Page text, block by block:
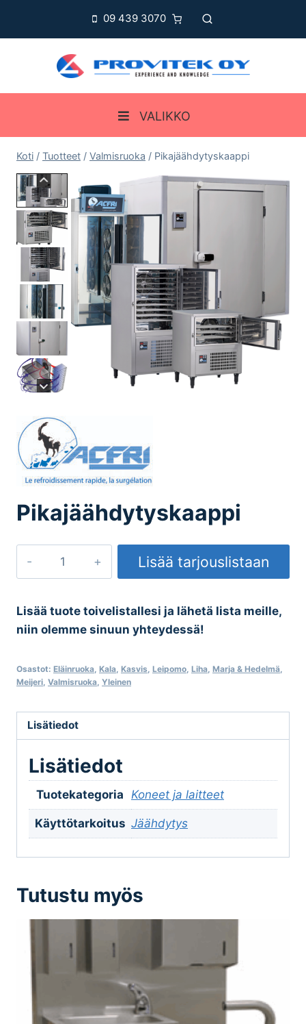
09 439 3070
VALIKKO
Koti / Tuotteet / Valmisruoka / Pikajäähdytyskaappi
Pikajäähdytyskaappi
Lisää tarjouslistaan
Lisää tuote toivelistallesi ja lähetä lista meille,
niin olemme sinuun yhteydessä!
Osastot: Eläinruoka Kala Kasvis Leipomo Liha Marja & Hedelmä
Meijeri Valmisruoka Yleinen
Lisätiedot
Lisätiedot
Tuotekategoria Koneet ja laitteet
Käyttötarkoitus Jäähdytys
Tutustu myös